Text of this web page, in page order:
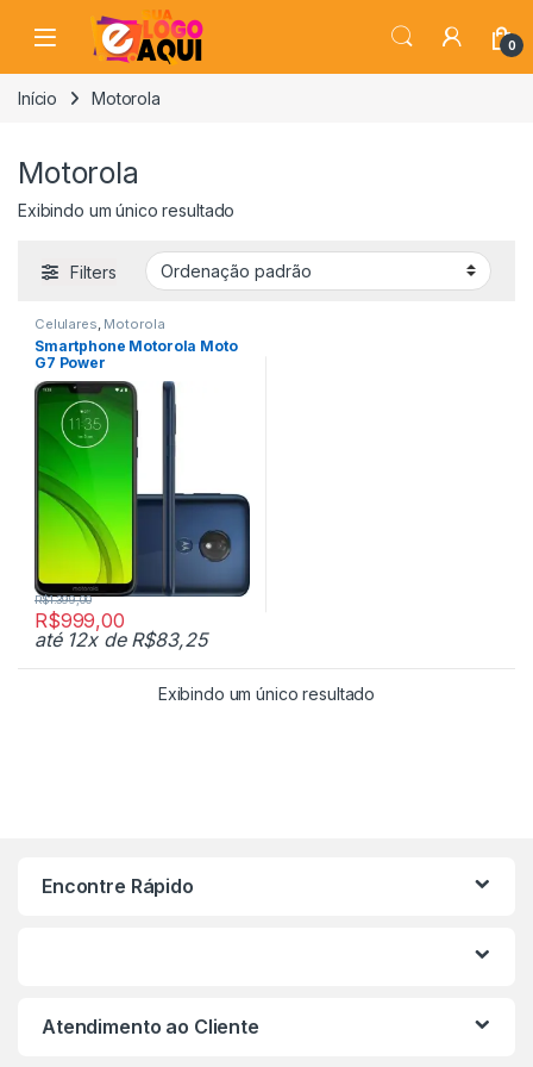
Skip to navigation
Skip to content
0
Início Motorola
Motorola
Exibindo um único resultado
Filters
Celulares, Motorola
Smartphone Motorola Moto
G7 Power
R$999,00
R$1.399,00
até 12x de R$83,25
Exibindo um único resultado
Encontre Rápido
Atendimento ao Cliente